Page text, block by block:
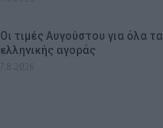
Οι τιμές Αυγούστου για όλα
ελληνικής αγοράς